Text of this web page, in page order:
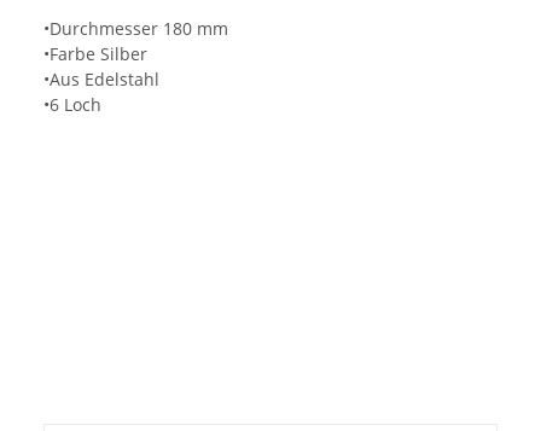
•Durchmesser 180 mm
•Farbe Silber
•Aus Edelstahl
•6 Loch